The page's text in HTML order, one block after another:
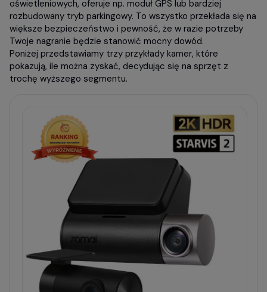
oświetleniowych, oferuje np. moduł GPS lub bardziej
rozbudowany tryb parkingowy. To wszystko przekłada się na
większe bezpieczeństwo i pewność, że w razie potrzeby
Twoje nagranie będzie stanowić mocny dowód.
Poniżej przedstawiamy trzy przykłady kamer, które
pokazują, ile można zyskać, decydując się na sprzęt z
trochę wyższego segmentu.